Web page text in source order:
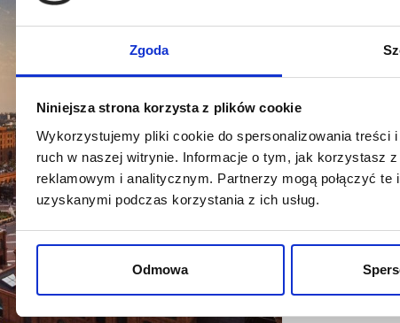
Zgoda
Niniejsza strona korzysta z plików cookie
Wykorzystujemy pliki cookie do spersonalizowania treści
ruch w naszej witrynie. Informacje o tym, jak korzystasz
reklamowym i analitycznym. Partnerzy mogą połączyć
uzyskanymi podczas korzystania z ich usług.
Odmowa
26/06/2026
APSYS: polska
W Manufakturze na